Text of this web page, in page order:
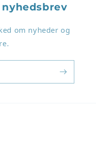
om nyheder og
produkter til
gemte varer.